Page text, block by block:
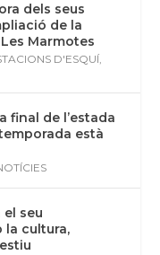
dels seus
de la
Marmotes
D'ESQUÍ,
final de l’estada
està
seu
la cultura,